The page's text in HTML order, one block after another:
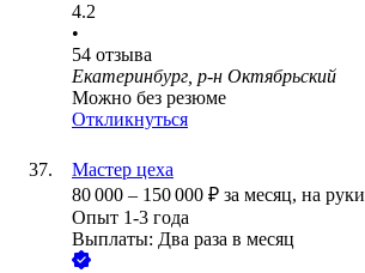
4.2
•
54 отзыва
Екатеринбург, р-н Октябрьский
Можно без резюме
Откликнуться
Мастер цеха
80 000 – 150 000 ₽ за месяц, на руки
Опыт 1-3 года
Выплаты: Два раза в месяц